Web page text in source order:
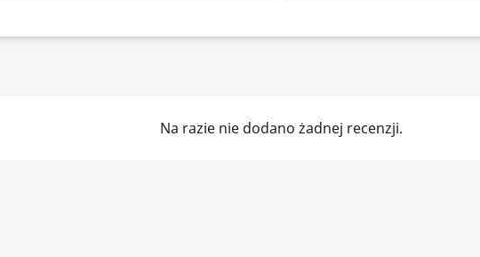
Na razie nie dodano żadnej recenzji.